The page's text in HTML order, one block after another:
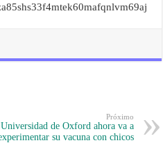
Próximo
Universidad de Oxford ahora va a
su vacuna con chicos